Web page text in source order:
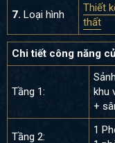
7. Loại hình
Thiết
thất
Chi tiết công năng
Tầng 1:
khu
+
Tầng 2:
1